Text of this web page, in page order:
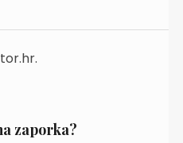
zaporka?